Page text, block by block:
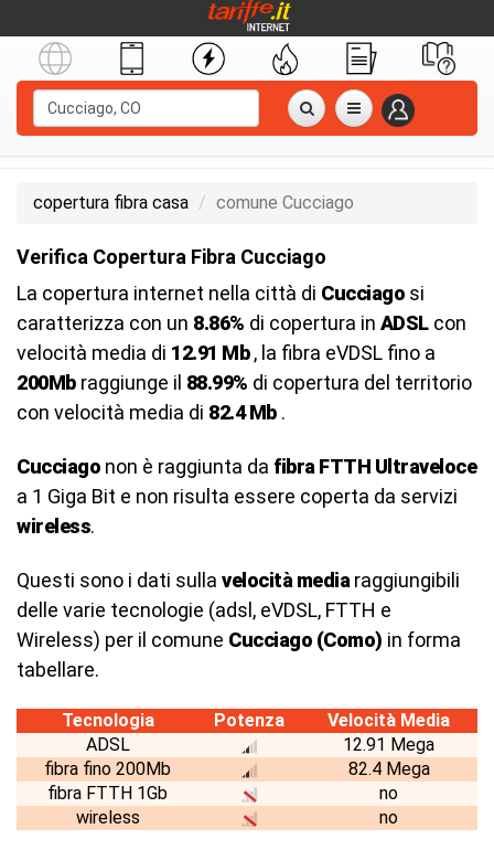
copertura fibra casa comune Cucciago
Verifica Copertura Fibra Cucciago
La copertura internet nella città di Cucciago si
caratterizza con un 8.86% di copertura in ADSLcon
velocità media di 12.91 Mb, la fibra eVDSL fino a
200Mbraggiunge il 88.99% di copertura del territorio
con velocità media di 82.4 Mb.
Cucciago non è raggiunta da fibra FTTH Ultraveloce
a 1 Giga Bit e non risulta essere coperta da servizi
wireless.
Questi sono i dati sulla velocità media raggiungibili
delle varie tecnologie (adsl, eVDSL, FTTH e
Wireless) per il comune Cucciago (Como) in forma
tabellare.
Tecnologia Potenza
Velocità Media
ADSL
12.91 Mega
fibra fino 200Mb
82.4 Mega
fibra FTTH 1Gb
no
wireless
no